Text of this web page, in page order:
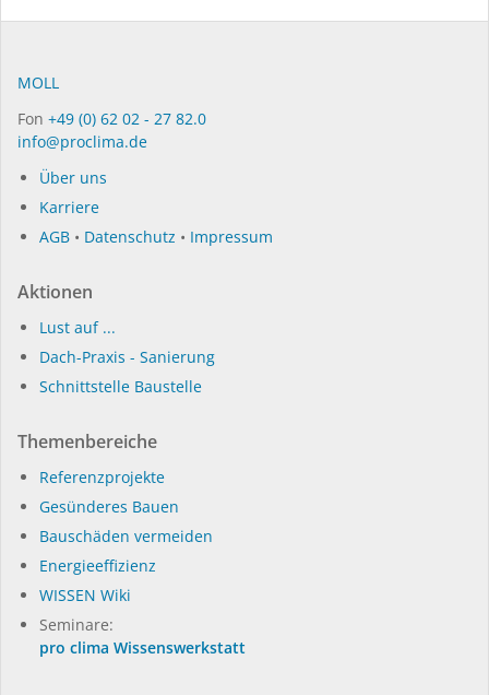
MOLL
Fon +49 (0) 62 02 - 27 82.0
info@proclima.de
Über uns
Karriere
AGB • Datenschutz • Impressum
Aktionen
Lust auf ...
Dach-Praxis - Sanierung
Schnittstelle Baustelle
Themenbereiche
Referenzprojekte
Gesünderes Bauen
Bauschäden vermeiden
Energieeffizienz
WISSEN Wiki
Seminare:
pro clima Wissenswerkstatt